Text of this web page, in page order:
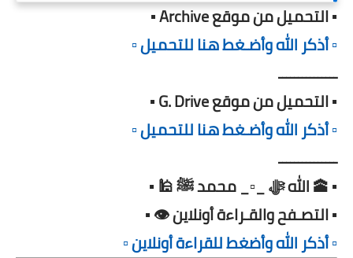
▪️ التحميل من موقع Archive ▪️
▫️ أذكر الله وأضـغط هنا للتحميل ▫️
ـــــــــــــــ
▪️ التحميل من موقع G. Drive ▪️
▫️ أذكر الله وأضـغط هنا للتحميل ▫️
ـــــــــــــــ
▪️ 🕋 الله ﷻ _▫️_ محمد ﷺ 🕌 ▪️
▪️ التصـفح والقـراءة أونلاين 👁️ ▪️
▫️ أذكر الله وأضغط للقراءة أونلاين ▫️